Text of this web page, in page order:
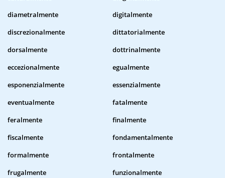
diametralmente
digitalmente
discrezionalmente
dittatorialmente
dorsalmente
dottrinalmente
eccezionalmente
egualmente
esponenzialmente
essenzialmente
eventualmente
fatalmente
feralmente
finalmente
fiscalmente
fondamentalmente
formalmente
frontalmente
frugalmente
funzionalmente